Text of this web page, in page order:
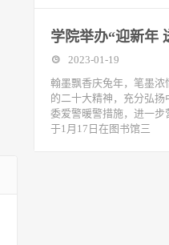
学院举办“迎新年
2023-01-19
翰墨飘香庆兔年，笔墨
的二十大精神，充分弘
委爱警暖警措施，进一
于1月17日在图书馆三